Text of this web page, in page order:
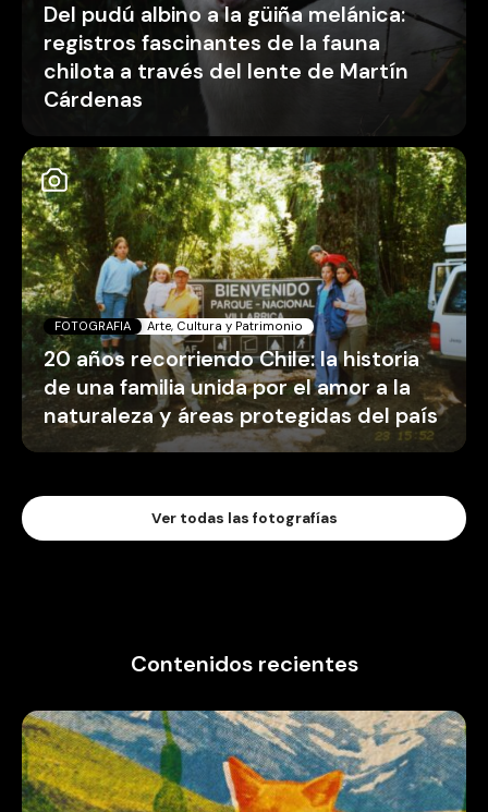
Del pudú albino a la güiña melánica:
registros fascinantes de la fauna
chilota a través del lente de Martín
Cárdenas
FOTOGRAFIA Arte, Cultura y Patrimonio
20 años recorriendo Chile: la historia
de una familia unida por el amor a la
naturaleza y áreas protegidas del país
Ver todas las fotografías
Contenidos recientes